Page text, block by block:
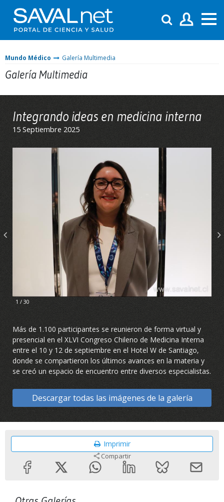
Mundo Médico Galería Multimedia
Galería Multimedia
Integrando ideas en medicina interna
15 Septiembre 2025
1 / 30
2 / 30
Más de 1.100 participantes se reunieron de forma virtual y
presencial en el XLVI Congreso Chileno de Medicina Interna
entre el 10 y 12 de septiembre en el Hotel W de Santiago,
donde se compartieron los últimos avances en la materia y
se creó un espacio de encuentro entre diversos especialistas.
Descargar todas las imágenes de la galería
Imprimir
Compartir